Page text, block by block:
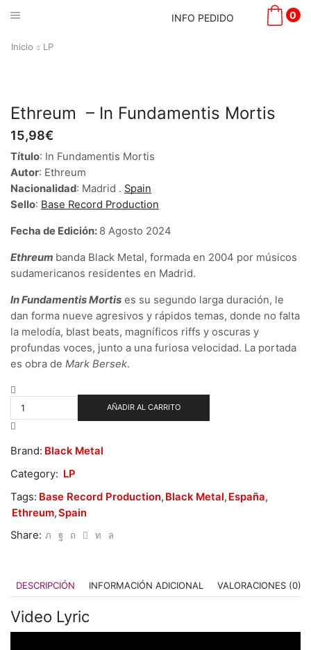
INFO PEDIDO 0
Inicio LP
Ethreum – In Fundamentis Mortis
15,98€
Título: In Fundamentis Mortis
Autor: Ethreum
Nacionalidad: Madrid . Spain
Sello: Base Record Production
Fecha de Edición: 8 Agosto 2024
Ethreum banda Black Metal, formada en 2004 por músicos
sudamericanos residentes en Madrid.
In Fundamentis Mortis es su segundo larga duración, le
dan forma nueve agresivos y rápidos temas, donde no falta
la melodía, blast beats, magníficos riffs y oscuras y
profundas voces, junto a una furiosa velocidad. La portada
es obra de Mark Bersek.
Fundamentis
AÑADIR AL CARRITO
Brand: Black Metal
Category: LP
Tags: Base Record Production, Black Metal, España,
Ethreum,Spain
Share:
DESCRIPCIÓN INFORMACIÓN ADICIONAL VALORACIONES (0)
Video Lyric